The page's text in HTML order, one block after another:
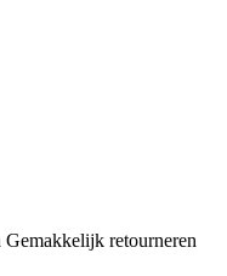
Gemakkelijk retourneren